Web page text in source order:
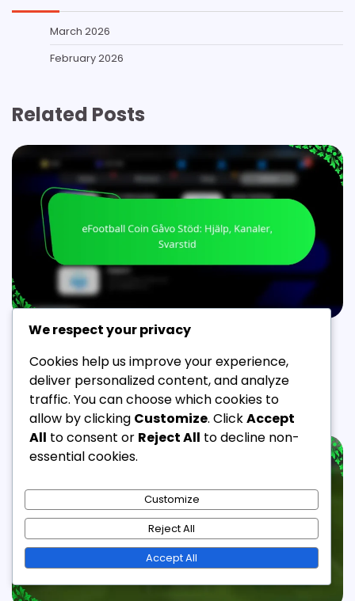
March 2026
February 2026
Related Posts
EFOOTBALL COIN GÅVOR
eFootball Coin Gåvo Stöd: Hjälp, Kanaler, Svarstid
Jordan Ellis 05/03/2026 14 Min Read
We respect your privacy
Cookies help us improve your experience,
deliver personalized content, and analyze
traffic. You can choose which cookies to
allow by clicking Customize. ClickAccept
All to consent or Reject All to decline non-
essential cookies.
Customize
Reject All
Accept All